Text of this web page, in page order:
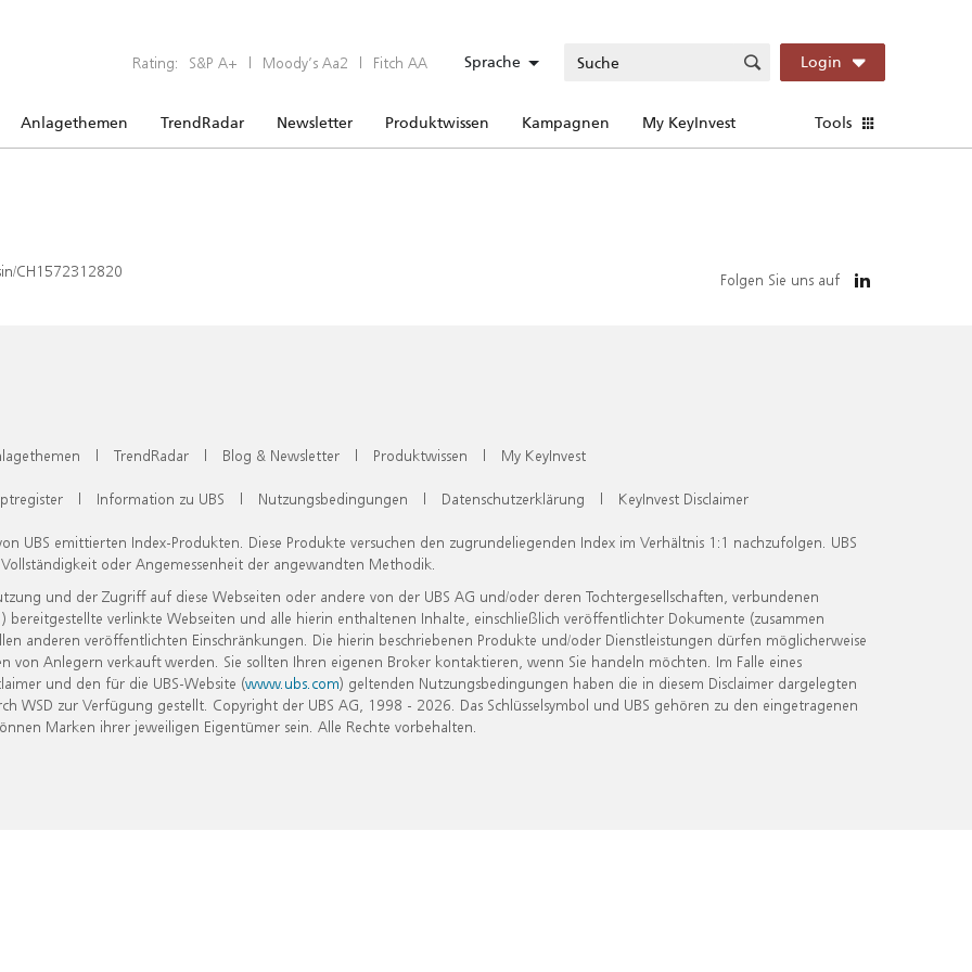
Rating: S&P A+ | Moody’s Aa2 | Fitch AA Sprache Login
Anlagethemen TrendRadar Newsletter Produktwissen Kampagnen My KeyInvest Tools
CH1572312820 Folgen Sie uns auf
| TrendRadar | Blog & Newsletter | Produktwissen | My KeyInvest
| Information zu UBS | Nutzungsbedingungen | Datenschutzerklärung | KeyInvest Disclaimer
UBS emittierten Index-Produkten. Diese Produkte versuchen den zugrundeliegenden Index im Verhältnis 1:1 nachzufolgen. UBS
oder Angemessenheit der angewandten Methodik.
und der Zugriff auf diese Webseiten oder andere von der UBS AG und/oder deren Tochtergesellschaften, verbundenen
verlinkte Webseiten und alle hierin enthaltenen Inhalte, einschließlich veröffentlichter Dokumente (zusammen
anderen veröffentlichten Einschränkungen. Die hierin beschriebenen Produkte und/oder Dienstleistungen dürfen möglicherweise
Anlegern verkauft werden. Sie sollten Ihren eigenen Broker kontaktieren, wenn Sie handeln möchten. Im Falle eines
und den für die UBS-Website (www.ubs.com) geltenden Nutzungsbedingungen haben die in diesem Disclaimer dargelegten
zur Verfügung gestellt. Copyright der UBS AG, 1998 - 2026. Das Schlüsselsymbol und UBS gehören zu den eingetragenen
Marken ihrer jeweiligen Eigentümer sein. Alle Rechte vorbehalten.